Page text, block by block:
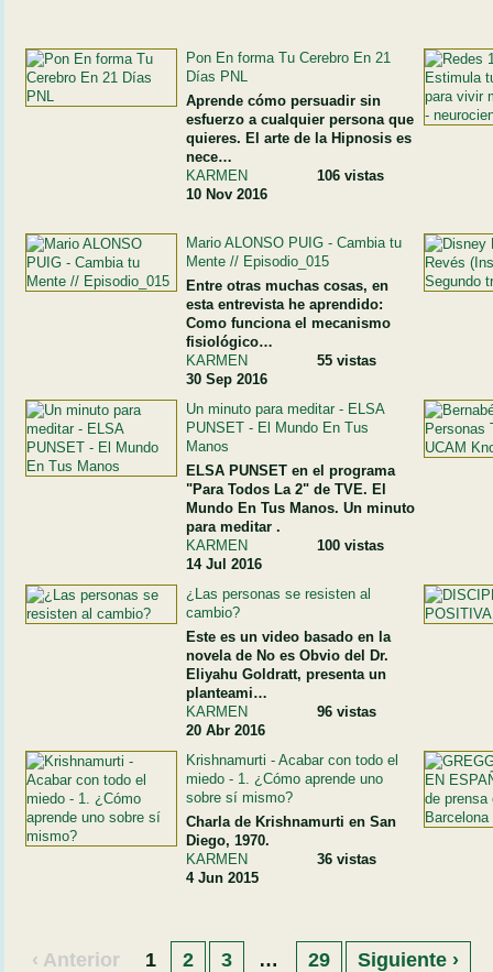
Pon En forma Tu Cerebro En 21
Días PNL
Aprende cómo persuadir sin
esfuerzo a cualquier persona que
quieres. El arte de la Hipnosis es
nece…
KARMEN
10 Nov 2016
106 vistas
Mario ALONSO PUIG - Cambia tu
Mente // Episodio_015
Entre otras muchas cosas, en
esta entrevista he aprendido:
Como funciona el mecanismo
fisiológico…
KARMEN
30 Sep 2016
55 vistas
Un minuto para meditar - ELSA
PUNSET - El Mundo En Tus
Manos
ELSA PUNSET en el programa
"Para Todos La 2" de TVE. El
Mundo En Tus Manos. Un minuto
para meditar .
KARMEN
14 Jul 2016
100 vistas
¿Las personas se resisten al
cambio?
Este es un video basado en la
novela de No es Obvio del Dr.
Eliyahu Goldratt, presenta un
planteami…
KARMEN
20 Abr 2016
96 vistas
Krishnamurti - Acabar con todo el
miedo - 1. ¿Cómo aprende uno
sobre sí mismo?
Charla de Krishnamurti en San
Diego, 1970.
KARMEN
4 Jun 2015
36 vistas
‹ Anterior 1 2 3 … 29 Siguiente ›